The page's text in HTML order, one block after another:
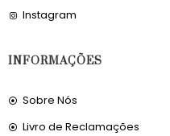
Instagram
INFORMAÇÕES
Sobre Nós
Livro de Reclamações